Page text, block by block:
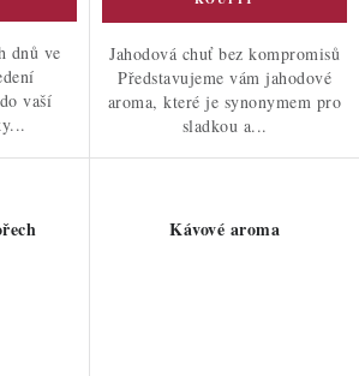
dnů ve
vaší
Jahodová chuť bez kompromisů
Představujeme vám jahodové
aroma, které je synonymem pro
sladkou a...
Kávové aroma